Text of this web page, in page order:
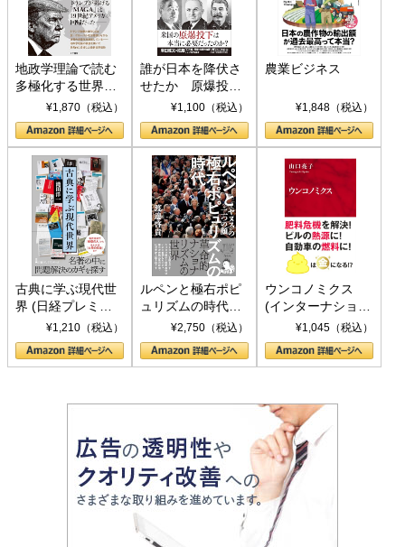
地政学理論で読む
多極化する世界：
トランプとBRICS
の挑戦
¥1,870（税込）
誰が日本を降伏さ
せたか 原爆投
下、ソ連参戦、そ
して聖断 (PHP新
書)
¥1,100（税込）
農業ビジネス
¥1,848（税込）
古典に学ぶ現代世
界 (日経プレミア
シリーズ)¥1,210（税込）
ルペンと極右ポピ
ュリズムの時代：
〈ヤヌス〉の二つ
の顔
¥2,750（税込）
ウンコノミクス
(インターナショナ
ル新書)¥1,045（税込）